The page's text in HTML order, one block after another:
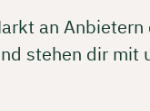
an Anbietern
stehen dir mit